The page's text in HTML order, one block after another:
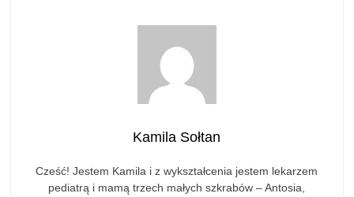
Kamila Sołtan
Cześć! Jestem Kamila i z wykształcenia jestem lekarzem
pediatrą i mamą trzech małych szkrabów – Antosia,